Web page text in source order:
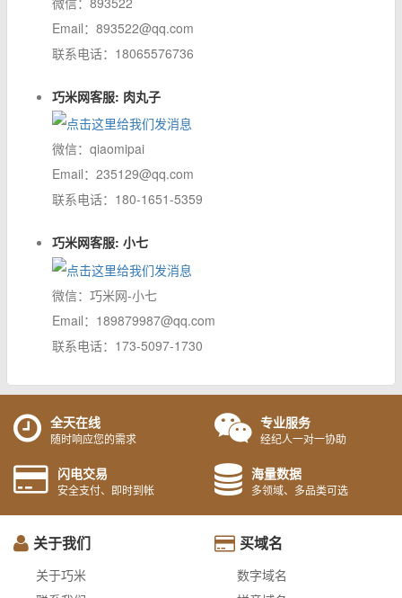
Email：893522@qq.com
联系电话：18065576736
巧米网客服: 肉丸子
微信：qiaomipai
Email：235129@qq.com
联系电话：180-1651-5359
巧米网客服: 小七
微信：巧米网-小七
Email：189879987@qq.com
联系电话：173-5097-1730
全天在线
随时响应您的需求
专业服务
经纪人一对一协助
闪电交易
安全支付、即时到帐
海量数据
多领域、多品类可选
关于我们
关于巧米
买域名
数字域名